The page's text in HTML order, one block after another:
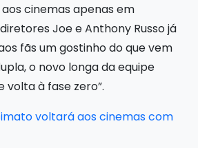
cinemas apenas em
Joe e Anthony Russo já
fãs um gostinho do que vem
o novo longa da equipe
volta à fase zero”.
voltará aos cinemas com